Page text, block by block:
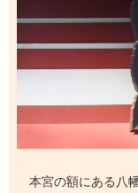
本宮の額にある八